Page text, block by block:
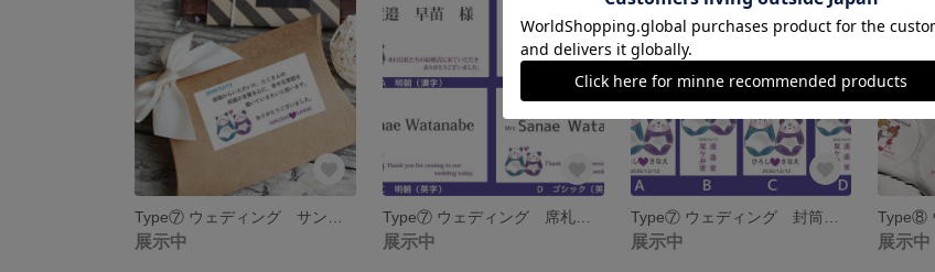
展示中
Type⑦ ウェディング 席札 名入れ 10枚セット 引き出物の名札にも♡
展示中 展示中 展示中